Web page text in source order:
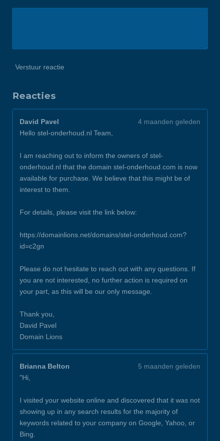
Verstuur reactie
Reacties
David Pavel
4 maanden geleden
Hello stel-onderhoud.nl Team,
I am reaching out to inform the owners of stel-
onderhoud.nl that the domain stel-onderhoud.com is now
available for purchase. We believe that this might be of
interest to them.
For details, please visit the link below:
https://domainlions.net/domains/stel-onderhoud.com?
id=c2gn
Please do not hesitate to reach out with any questions. If
you are not interested, no further action is required on
your part, as this will be our only message.
Thank you,
David Pavel
Domain Lions
Brianna Belton
5 maanden geleden
"Hi,
I visited your website online and discovered that it was not
showing up in any search results for the majority of
keywords related to your company on Google, Yahoo, or
Bing.